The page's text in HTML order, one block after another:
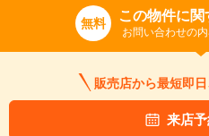
無料 この物件に
お問い合わせの
販売店から最短即
来店